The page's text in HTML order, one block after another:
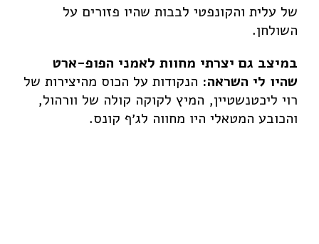
של עלית והקונפטי לבבות שהיו פזורים על
השולחן.
במיצב גם יצרתי מחוות לאמני הפופ-ארט
שהיו לי השראה: הנקודות על הכוס מהיצירות של
רוי ליכטנשטיין, המיץ לקוקה קולה של וורהול,
והכובע המטאלי היו מחווה לג׳ף קונס.